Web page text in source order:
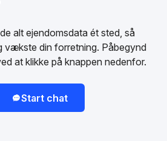
alt ejendomsdata ét sted, så
vækste din forretning. Påbegynd
at klikke på knappen nedenfor.
Start chat